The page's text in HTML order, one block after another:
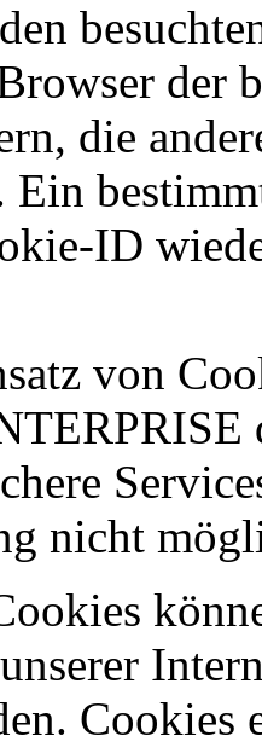
der
die
Ein
ID
von
nicht
Cookies